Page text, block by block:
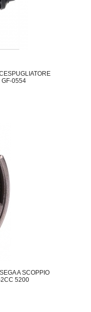
GF-0554
A SCOPPIO
5200